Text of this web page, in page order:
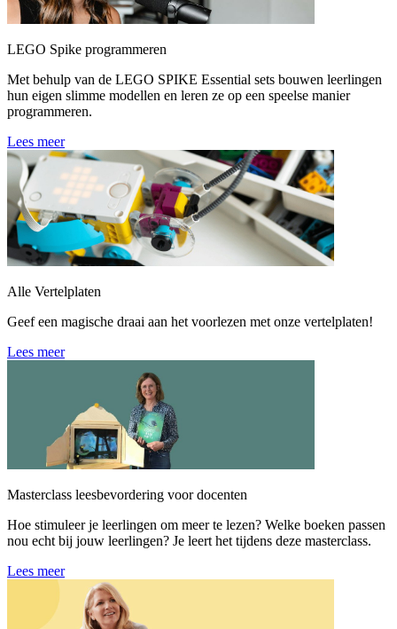
LEGO Spike programmeren
Met behulp van de LEGO SPIKE Essential sets bouwen leerlingen
hun eigen slimme modellen en leren ze op een speelse manier
programmeren.
Lees meer
Alle Vertelplaten
Geef een magische draai aan het voorlezen met onze vertelplaten!
Lees meer
Masterclass leesbevordering voor docenten
Hoe stimuleer je leerlingen om meer te lezen? Welke boeken passen
nou echt bij jouw leerlingen? Je leert het tijdens deze masterclass.
Lees meer